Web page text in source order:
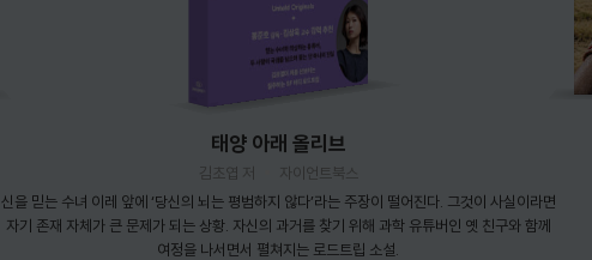
태양 아래 올리브
김초엽 저
자이언트북스
신을 믿는 수녀 이레 앞에 ‘당신의 뇌는 평범하지 않다’라는 주장이 떨어진다. 그것이 사실이라면
자기 존재 자체가 큰 문제가 되는 상황. 자신의 과거를 찾기 위해 과학 유튜버인 옛 친구와 함께
여정을 나서면서 펼쳐지는 로드트립 소설.